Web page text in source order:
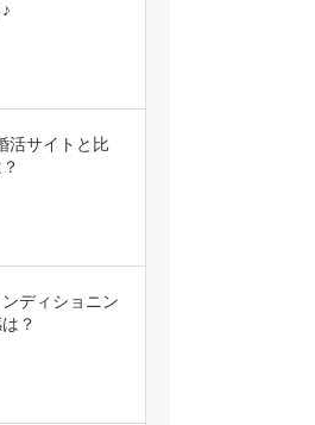
活サイトと比
ディショニン
？